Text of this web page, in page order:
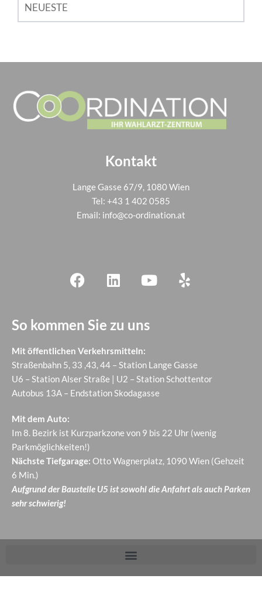
NEUESTE
Kontakt
Lange Gasse 67/9, 1080 Wien
Tel: +43 1 402 0585
Email: info@co-ordination.at
So kommen Sie zu uns
Mit öffentlichen Verkehrsmitteln:
Straßenbahn 5, 33 ,43, 44 – Station Lange Gasse
U6 – Station Alser Straße | U2 – Station Schottentor
Autobus 13A – Endstation Skodagasse
Mit dem Auto:
Im 8. Bezirk ist Kurzparkzone von 9 bis 22 Uhr (wenig
Parkmöglichkeiten!)
Nächste Tiefgarage: Otto Wagnerplatz, 1090 Wien (Gehzeit
6 Min.)
Aufgrund der Baustelle U5 ist sowohl die Anfahrt als auch Parken
sehr schwierig!